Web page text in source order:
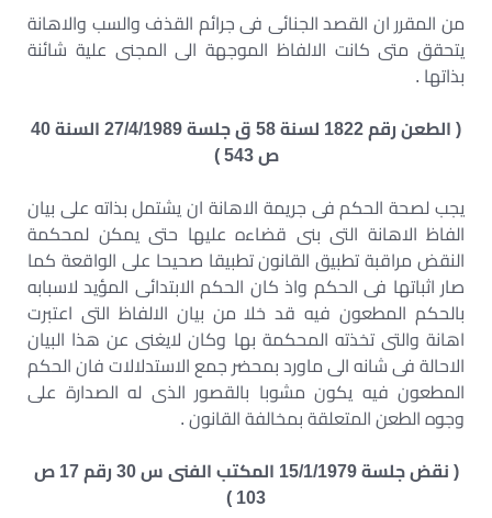
من المقرر ان القصد الجنائى فى جرائم القذف والسب والاهانة
يتحقق متى كانت الالفاظ الموجهة الى المجنى علية شائنة
بذاتها .
( الطعن رقم 1822 لسنة 58 ق جلسة 27/4/1989 السنة 40
ص 543 )
يجب لصحة الحكم فى جريمة الاهانة ان يشتمل بذاته على بيان
الفاظ الاهانة التى بنى قضاءه عليها حتى يمكن لمحكمة
النقض مراقبة تطبيق القانون تطبيقا صحيحا على الواقعة كما
صار اثباتها فى الحكم واذ كان الحكم الابتدائى المؤيد لاسبابه
بالحكم المطعون فيه قد خلا من بيان الالفاظ التى اعتبرت
اهانة والتى تخذته المحكمة بها وكان لايغنى عن هذا البيان
الاحالة فى شانه الى ماورد بمحضر جمع الاستدلالات فان الحكم
المطعون فيه يكون مشوبا بالقصور الذى له الصدارة على
وجوه الطعن المتعلقة بمخالفة القانون .
( نقض جلسة 15/1/1979 المكتب الفنى س 30 رقم 17 ص
103 )